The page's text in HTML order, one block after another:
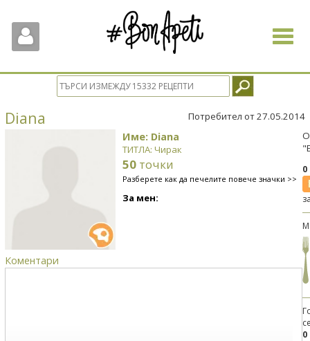
Toggle
Diana Потребител от 27.05.2014
Име: Diana
ТИТЛА: Чирак
50 точки
Разберете как да печелите повече значки >>
За мен:
Коментари
0